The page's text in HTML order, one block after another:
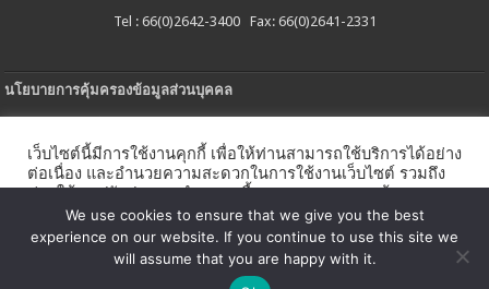
Tel : 66(0)2642-3400 Fax: 66(0)2641-2331
นโยบายการคุ้มครองข้อมูลส่วนบุคคล
นโยบายการใช้คกกี้
นโยบายความปลอดภัยของข้อมูลสารสนเทศ
เว็บไซต์นี้มีการใช้งานคุกกี้ เพื่อให้ท่านสามารถใช้บริการได้อย่าง
ต่อเนื่อง และอำนวยความสะดวกในการใช้งานเว็บไซต์ รวมถึง
ช่วยให้เราปรับปรุงการนำเสนอเนื้อหาตรงตามความต้องการ
ของท่าน โดยสามารถศึกษารายละเอียดเพิ่มเติมได้ใน นโยบาย
คุกกี้
We use cookies to ensure that we give you the best
experience on our website. If you continue to use this site we
will assume that you are happy with it.